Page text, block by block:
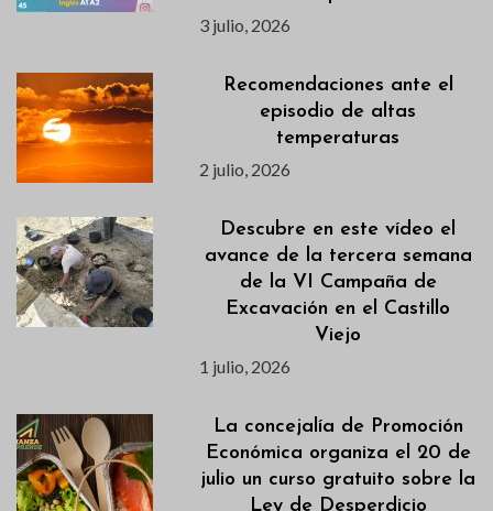
3 julio, 2026
Recomendaciones ante el
episodio de altas
temperaturas
2 julio, 2026
Descubre en este vídeo el
avance de la tercera semana
de la VI Campaña de
Excavación en el Castillo
Viejo
1 julio, 2026
La concejalía de Promoción
Económica organiza el 20 de
julio un curso gratuito sobre la
Ley de Desperdicio